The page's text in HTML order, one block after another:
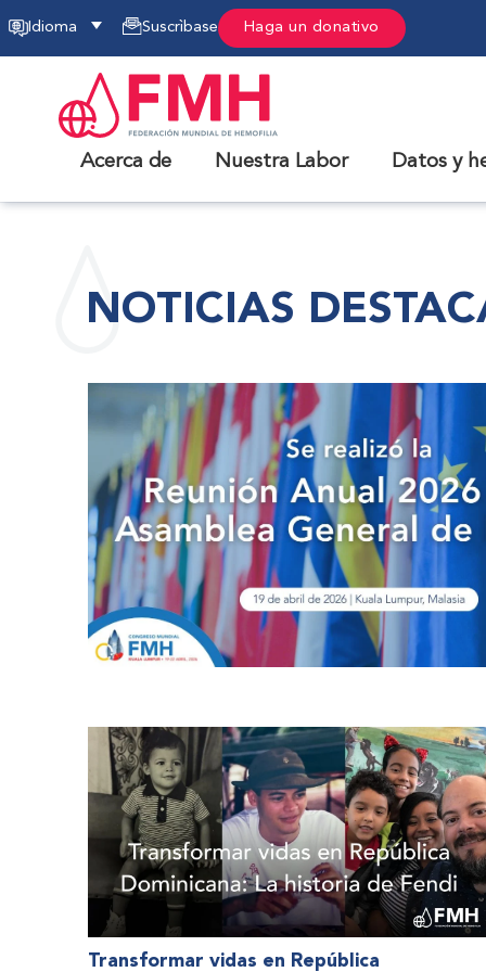
Idioma Suscrìbase Haga un donativo
Acerca de Nuestra Labor Datos y
NOTICIAS
Transformar vidas en República